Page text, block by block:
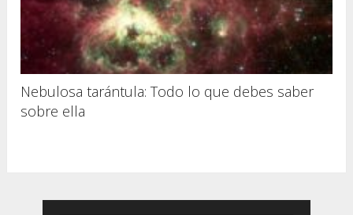
Nebulosa tarántula: Todo lo que debes saber
sobre ella